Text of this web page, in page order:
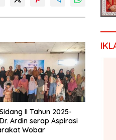
II Tahun 2025-
Ardin serap Aspirasi
Wobar